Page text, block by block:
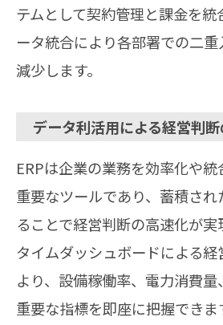
テムとして契約管理と課金を統
ータ統合により各部署での二
減少します。
データ利活用による経営判
ERPは企業の業務を効率化や
重要なツールであり、蓄積さ
ることで経営判断の高速化が実
タイムダッシュボードによる
より、設備稼働率、電力消費
重要な指標を即座に把握できま